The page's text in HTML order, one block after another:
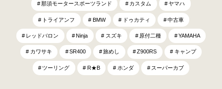
那須モータースポーツランド カスタム ヤマハ
トライアンフ BMW ドゥカティ 中古車
レッドバロン Ninja スズキ 原付二種 YAMAHA
カワサキ SR400 旅めし Z900RS キャンプ
ツーリング R★B ホンダ スーパーカブ